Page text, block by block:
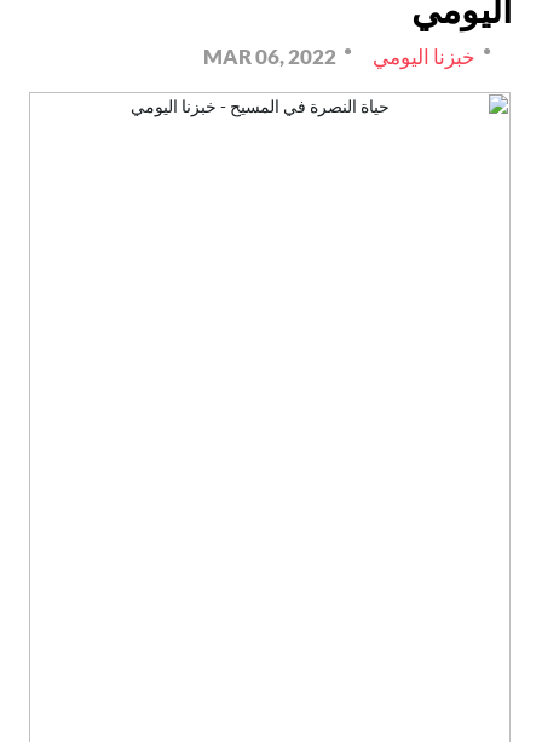
اليومي
خبزنا اليومي MAR 06, 2022